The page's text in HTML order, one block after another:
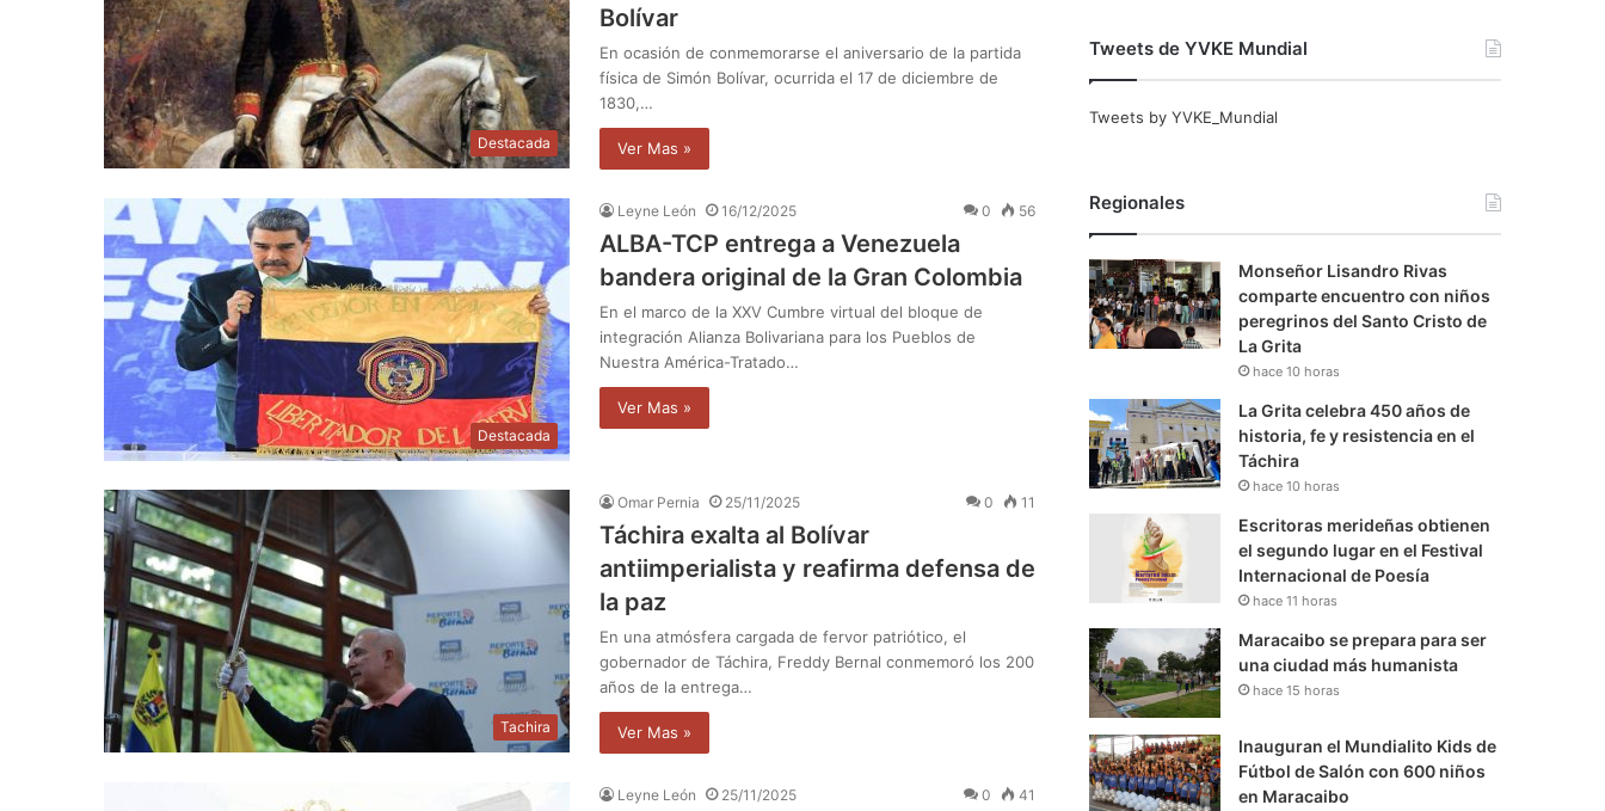
Destacada
Bolívar
En ocasión de conmemorarse el aniversario de la partida
física de Simón Bolívar, ocurrida el 17 de diciembre de
1830,…
Ver Mas »
Destacada
Leyne León 16/12/2025 0 56
ALBA-TCP entrega a Venezuela
bandera original de la Gran Colombia
En el marco de la XXV Cumbre virtual del bloque de
integración Alianza Bolivariana para los Pueblos de
Nuestra América-Tratado…
Ver Mas »
Tachira
Omar Pernia 25/11/2025 0 11
Táchira exalta al Bolívar
antiimperialista y reafirma defensa de
la paz
En una atmósfera cargada de fervor patriótico, el
gobernador de Táchira, Freddy Bernal conmemoró los 200
años de la entrega…
Ver Mas »
Leyne León 25/11/2025 0 41
Tweets de YVKE Mundial
Tweets by YVKE_Mundial
Regionales
Monseñor Lisandro Rivas
comparte encuentro con niños
peregrinos del Santo Cristo de
La Grita
hace 10 horas
La Grita celebra 450 años de
historia, fe y resistencia en el
Táchira
hace 10 horas
Escritoras merideñas obtienen
el segundo lugar en el Festival
Internacional de Poesía
hace 11 horas
Maracaibo se prepara para ser
una ciudad más humanista
hace 15 horas
Inauguran el Mundialito Kids de
Fútbol de Salón con 600 niños
en Maracaibo